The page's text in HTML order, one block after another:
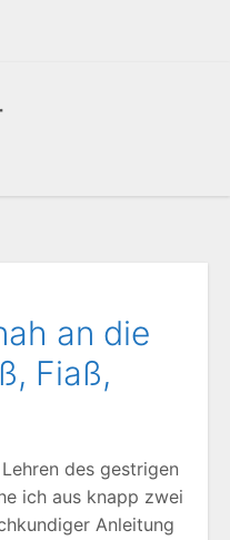
an die
Fiaß,
des gestrigen
ich aus knapp zwei
Anleitung